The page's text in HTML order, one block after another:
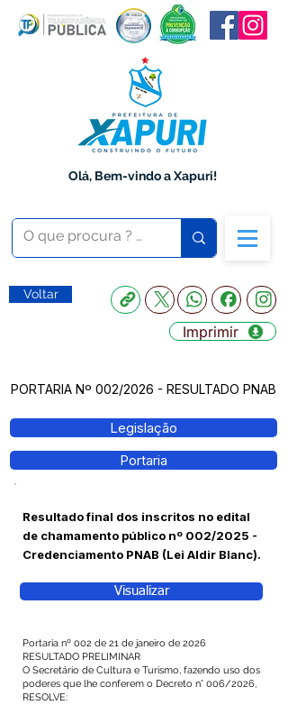
Olá, Bem-vindo a Xapuri!
Voltar
Imprimir
PORTARIA Nº 002/2026 - RESULTADO PNAB
Legislação
Portaria
Resultado final dos inscritos no edital
de chamamento público nº 002/2025 -
Credenciamento PNAB (Lei Aldir Blanc).
Visualizar
Portaria nº 002 de 21 de janeiro de 2026
RESULTADO PRELIMINAR
O Secretário de Cultura e Turismo, fazendo uso dos
poderes que lhe conferem o Decreto n° 006/2026,
RESOLVE: